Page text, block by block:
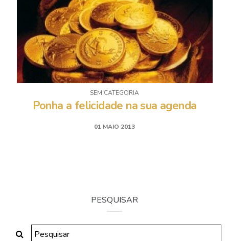
SEM CATEGORIA
Ponha a felicidade na sua agenda
01 MAIO 2013
PESQUISAR